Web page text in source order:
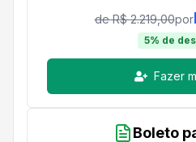
de R$2.219,00por
5% de
Fazer
Boleto